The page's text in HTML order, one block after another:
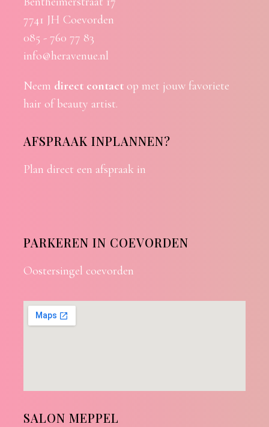
7741 JH Coevorden
085 - 760 77 83
info@heravenue.nl
Neem direct contactop met jouw favoriete
hair of beauty artist.
AFSPRAAK INPLANNEN?
Plan direct een afspraak in
PARKEREN IN COEVORDEN
Oostersingel coevorden
SALON MEPPEL